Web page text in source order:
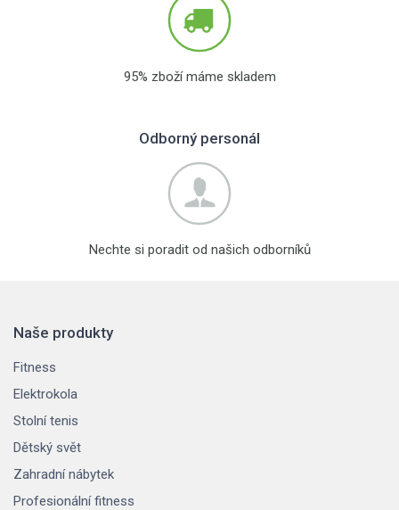
95% zboží máme skladem
Odborný personál
Nechte si poradit od našich odborníků
Naše produkty
Fitness
Elektrokola
Stolní tenis
Dětský svět
Zahradní nábytek
Profesionální fitness